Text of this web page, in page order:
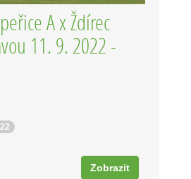
A x Ždírec
11. 9. 2022 -
Zobrazit